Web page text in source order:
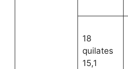
18
quilates
15,1